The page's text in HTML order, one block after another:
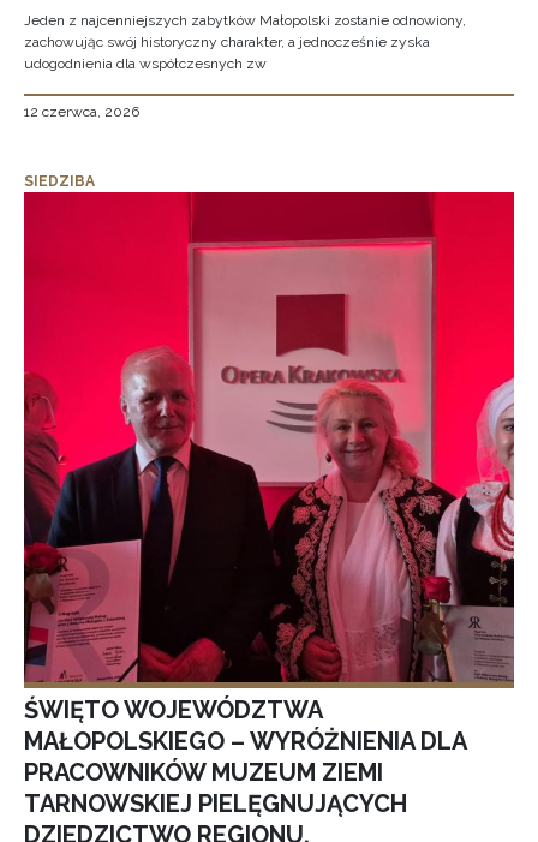
Jeden z najcenniejszych zabytków Małopolski zostanie odnowiony,
zachowując swój historyczny charakter, a jednocześnie zyska
udogodnienia dla współczesnych zw
12 czerwca, 2026
SIEDZIBA
ŚWIĘTO WOJEWÓDZTWA
MAŁOPOLSKIEGO – WYRÓŻNIENIA DLA
PRACOWNIKÓW MUZEUM ZIEMI
TARNOWSKIEJ PIELĘGNUJĄCYCH
DZIEDZICTWO REGIONU.